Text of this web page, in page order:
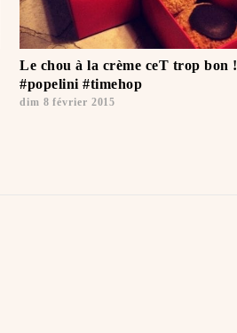
Le chou à la crème ceT trop bon !
#popelini #timehop
dim 8 février 2015